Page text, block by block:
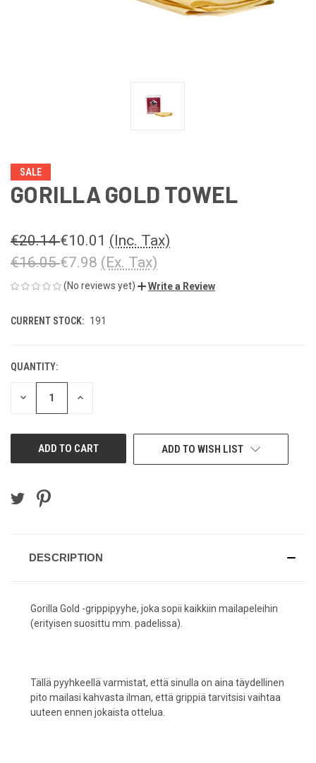
SALE
GORILLA GOLD TOWEL
€20.14€10.01 (Inc. Tax)
€16.05€7.98 (Ex. Tax)
(No reviews yet) Write a Review
CURRENT STOCK: 191
QUANTITY:
DECREASE INCREASE
ADD TO WISH LIST
DESCRIPTION
Gorilla Gold -grippipyyhe, joka sopii kaikkiin mailapeleihin
(erityisen suosittu mm. padelissa).
Tällä pyyhkeellä varmistat, että sinulla on aina täydellinen
pito mailasi kahvasta ilman, että grippiä tarvitsisi vaihtaa
uuteen ennen jokaista ottelua.